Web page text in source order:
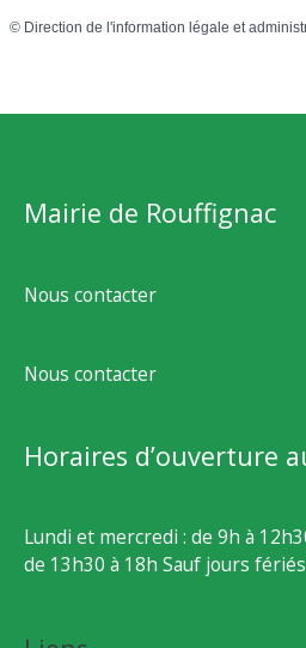
© Direction de l'information légale et
Mairie de Rouffignac
Nous contacter
Nous contacter
Horaires d’ouverture
Lundi et mercredi : de 9h à
de 13h30 à 18h Sauf jours fériés